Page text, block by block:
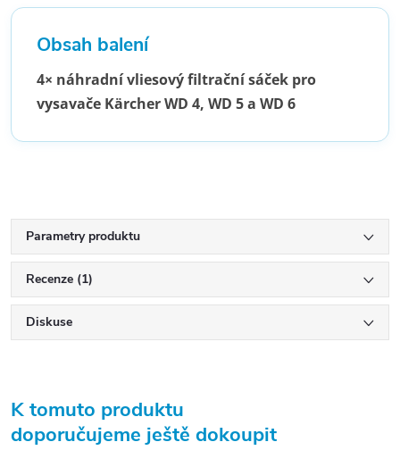
Obsah balení
4× náhradní vliesový filtrační sáček pro
vysavače Kärcher WD 4, WD 5 a WD 6
Parametry produktu
Recenze (1)
Diskuse
K tomuto produktu
doporučujeme ještě dokoupit